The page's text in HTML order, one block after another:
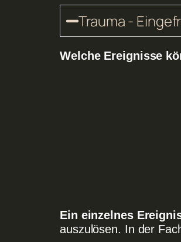
Trauma -
Welche Ereignisse
Ein einzelnes
auszulösen. In der